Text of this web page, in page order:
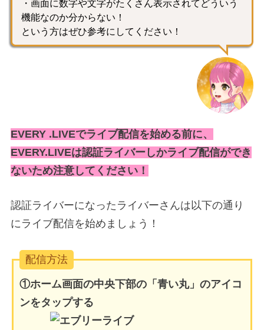
・画面に数字や文字がたくさん表示されてどういう
機能なのか分からない！
という方はぜひ参考にしてください！
EVERY .LIVEでライブ配信を始める前に、
EVERY.LIVEは認証ライバーしかライブ配信ができ
ないため注意してください！
認証ライバーになったライバーさんは以下の通り
にライブ配信を始めましょう！
配信方法
①ホーム画面の中央下部の「青い丸」のアイコ
ンをタップする